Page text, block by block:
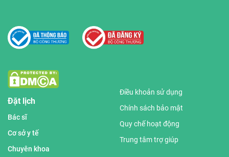
Đặt lịch
Bác sĩ
Cơ sở y tế
Chuyên khoa
Điều khoản sử dụng
Chính sách bảo mật
Quy chế hoạt động
Trung tâm trợ giúp